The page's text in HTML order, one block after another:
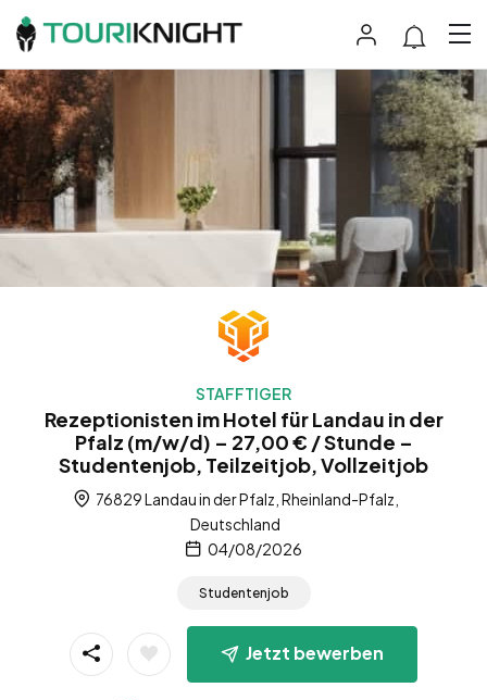
STAFFTIGER
Rezeptionisten im Hotel für Landau in der
Pfalz (m/w/d) – 27,00 € / Stunde –
Studentenjob, Teilzeitjob, Vollzeitjob
76829 Landau in der Pfalz, Rheinland-Pfalz,
Deutschland
04/08/2026
Studentenjob
Jetzt bewerben